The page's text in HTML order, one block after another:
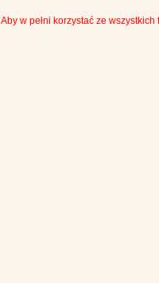
Aby w pełni korzystać ze